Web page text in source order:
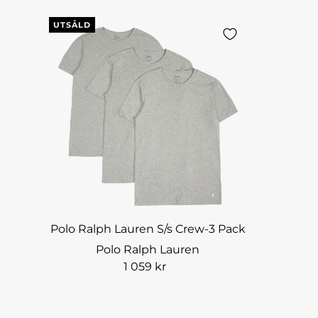
UTSÅLD
Polo Ralph Lauren S/s Crew-3 Pack
Polo Ralph Lauren
1 059 kr